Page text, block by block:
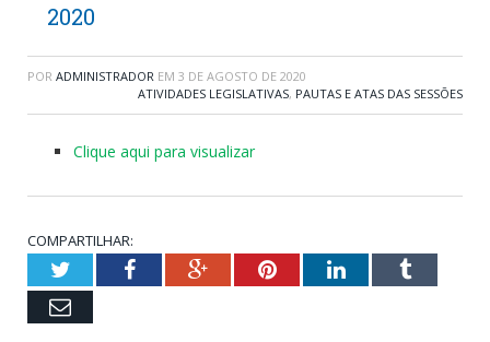
2020
POR ADMINISTRADOR EM 3 DE AGOSTO DE 2020
ATIVIDADES LEGISLATIVAS, PAUTAS E ATAS DAS SESSÕES
Clique aqui para visualizar
COMPARTILHAR:
TwitterFacebookGoogle+PinterestLinkedInTumblr
Email